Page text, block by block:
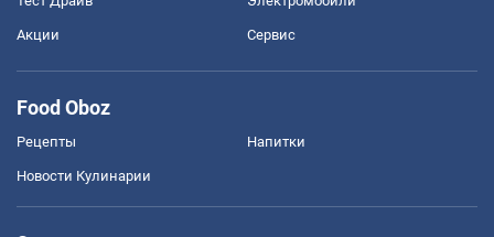
Акции Сервис
Food Oboz
Рецепты Напитки
Новости Кулинарии